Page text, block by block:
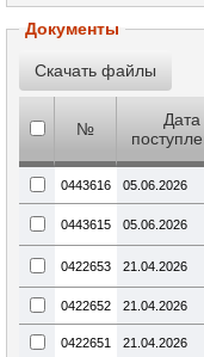
Документы
№
Дата
0443616 05.06.2026
0443615 05.06.2026
0422653 21.04.2026
0422652 21.04.2026
0422651 21.04.2026